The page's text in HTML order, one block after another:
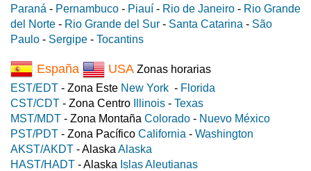
Paraná - Pernambuco - Piauí - Rio de Janeiro - Rio Grande
del Norte - Rio Grande del Sur - Santa Catarina - São
Paulo - Sergipe - Tocantins
España USA Zonas horarias
EST/EDT - Zona Este New York - Florida
CST/CDT - Zona Centro Illinois - Texas
MST/MDT - Zona Montaña Colorado - Nuevo México
PST/PDT - Zona Pacífico California - Washington
AKST/AKDT - Alaska Alaska
HAST/HADT - Alaska Islas Aleutianas